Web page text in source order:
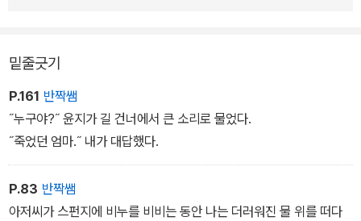
밑줄긋기
P.161 반짝쌤
˝누구야?˝ 윤지가 길 건너에서 큰 소리로 물었다.
˝죽었던 엄마.˝ 내가 대답했다.
P.83 반짝쌤
아저씨가 스펀지에 비누를 비비는 동안 나는 더러워진 물 위를 떠다